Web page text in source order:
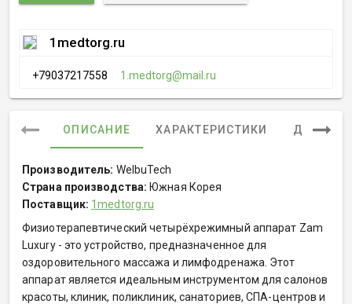
1medtorg.ru
+79037217558 1.medtorg@mail.ru
ОПИСАНИЕ ХАРАКТЕРИСТИКИ
Производитель: WelbuTech
Страна производства:Южная Корея
Поставщик: 1medtorg.ru
Физиотерапевтический четырёхрежимный аппарат Zam
Luxury - это устройство, предназначенное для
оздоровительного массажа и лимфодренажа. Этот
аппарат является идеальным инструментом для салонов
красоты, клиник, поликлиник, санаториев, СПА-центров и